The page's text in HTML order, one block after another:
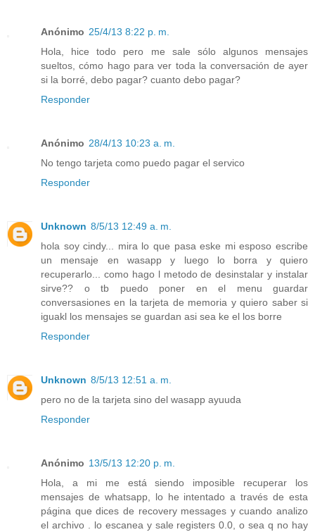
Anónimo 25/4/13 8:22 p. m.
Hola, hice todo pero me sale sólo algunos mensajes
sueltos, cómo hago para ver toda la conversación de ayer
si la borré, debo pagar? cuanto debo pagar?
Responder
Anónimo 28/4/13 10:23 a. m.
No tengo tarjeta como puedo pagar el servico
Responder
Unknown 8/5/13 12:49 a. m.
hola soy cindy... mira lo que pasa eske mi esposo escribe
un mensaje en wasapp y luego lo borra y quiero
recuperarlo... como hago l metodo de desinstalar y instalar
sirve?? o tb puedo poner en el menu guardar
conversasiones en la tarjeta de memoria y quiero saber si
iguakl los mensajes se guardan asi sea ke el los borre
Responder
Unknown 8/5/13 12:51 a. m.
pero no de la tarjeta sino del wasapp ayuuda
Responder
Anónimo 13/5/13 12:20 p. m.
Hola, a mi me está siendo imposible recuperar los
mensajes de whatsapp, lo he intentado a través de esta
página que dices de recovery messages y cuando analizo
el archivo . lo escanea y sale registers 0.0, o sea q no hay